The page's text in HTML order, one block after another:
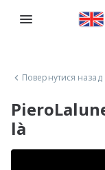
Повернутися назад
là